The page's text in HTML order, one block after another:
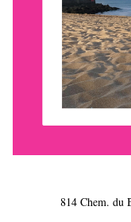
814 Chem. du